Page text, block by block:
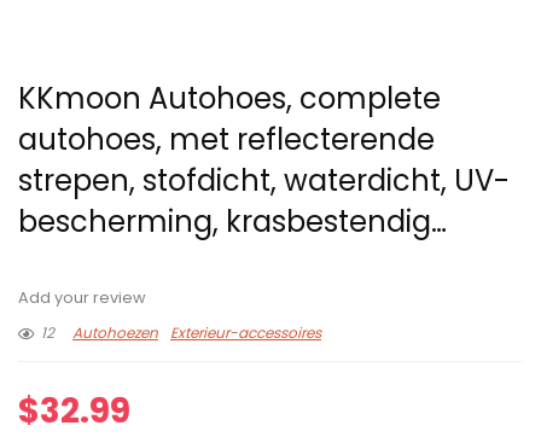
KKmoon Autohoes, complete
autohoes, met reflecterende
strepen, stofdicht, waterdicht, UV-
bescherming, krasbestendig…
Add your review
12
Autohoezen Exterieur-accessoires
$32.99